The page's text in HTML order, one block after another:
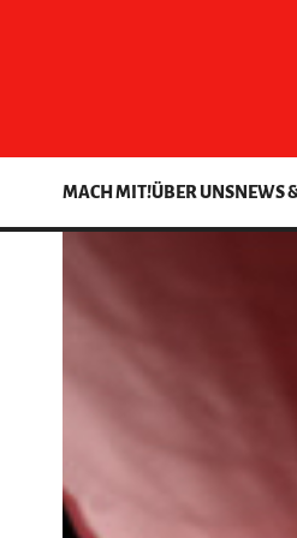
MACH MIT!ÜBER UNSNEWS